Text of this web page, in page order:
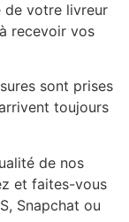
de votre livreur
recevoir vos
sont prises
toujours
de nos
et faites-vous
Snapchat ou